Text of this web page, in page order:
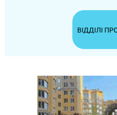
ВІДДІЛІ